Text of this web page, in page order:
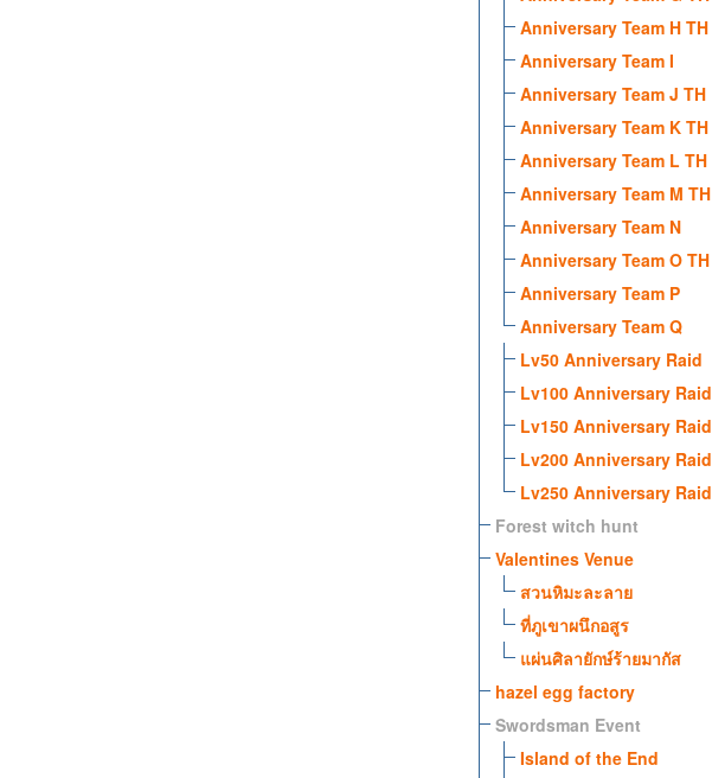
Anniversary Team H TH
Anniversary Team I
Anniversary Team J TH
Anniversary Team K TH
Anniversary Team L TH
Anniversary Team M TH
Anniversary Team N
Anniversary Team O TH
Anniversary Team P
Anniversary Team Q
Lv50 Anniversary Raid
Lv100 Anniversary Raid
Lv150 Anniversary Raid
Lv200 Anniversary Raid
Lv250 Anniversary Raid
Forest witch hunt
Valentines Venue
สวนหิมะละลาย
ที่ภูเขาผนึกอสูร
แผ่นศิลายักษ์ร้ายมากัส
hazel egg factory
Swordsman Event
Island of the End